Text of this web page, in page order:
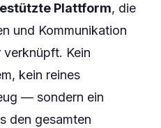
Plattform, die
und Kommunikation
verknüpft. Kein
kein reines
— sondern ein
den gesamten